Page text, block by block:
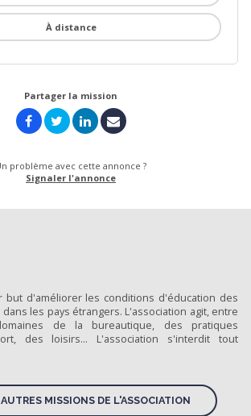
À distance
Partager la mission
problème avec cette annonce ?
Signaler l'annonce
but d'améliorer les conditions d'éducation des
les pays étrangers. L'association agit, entre
de la bureautique, des pratiques
des loisirs... L'association s'interdit tout
MISSIONS DE L'ASSOCIATION